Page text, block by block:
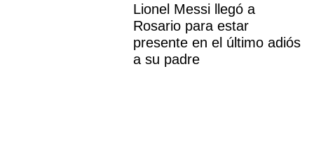
Lionel Messi llegó a
Rosario para estar
presente en el último adiós
a su padre